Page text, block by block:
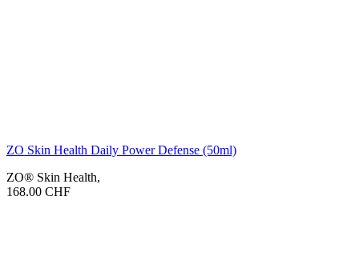
ZO Skin Health Daily Power Defense (50ml)
ZO® Skin Health,
168.00 CHF